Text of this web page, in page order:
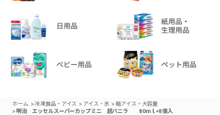
ホーム >冷凍食品・アイス > アイス・氷 >箱アイス・大容量
> 明治 エッセルスーパーカップミニ 超バニラ 80ｍｌ×6個入